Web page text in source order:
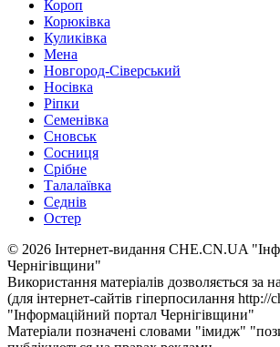
Короп
Корюківка
Куликівка
Мена
Новгород-Сіверський
Носівка
Ріпки
Семенівка
Сновськ
Сосниця
Срібне
Талалаївка
Седнів
Остер
© 2026 Інтернет-видання CHE.CN.UA
Чернiгiвщини"
Використання матеріалів дозволяється за
(для інтернет-сайтів гіперпосилання http://
"Інформаційний портал Чернiгiвщини"
Матеріали позначені словами "імидж"